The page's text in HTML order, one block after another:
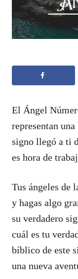
l
El Ángel
representan
signo llegó a ti
es hora de
Tus ángeles de
y hagas algo
su verdadero
cuál es tu
bíblico de este
una nueva